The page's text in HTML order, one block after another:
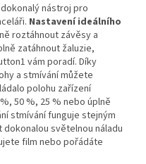
nástroj pro
Nastavení ideálního
roztáhnout závěsy a
zatáhnout žaluzie,
vám poradí. Díky
a stmívání můžete
polohu zařízení
50 %, 25 % nebo úplně
stmívání funguje stejným
světelnou náladu
film nebo pořádáte